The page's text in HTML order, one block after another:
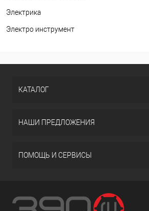
Электрика
Электро инструмент
КАТАЛОГ
НАШИ ПРЕДЛОЖЕНИЯ
ПОМОЩЬ И СЕРВИСЫ